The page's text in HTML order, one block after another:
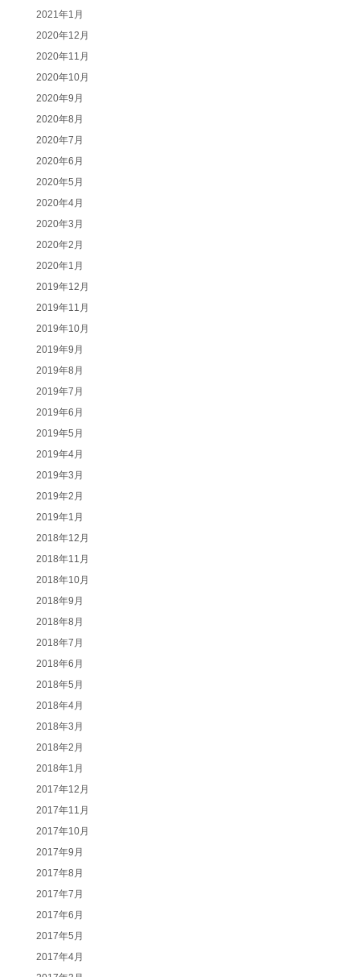
2021年1月
2020年12月
2020年11月
2020年10月
2020年9月
2020年8月
2020年7月
2020年6月
2020年5月
2020年4月
2020年3月
2020年2月
2020年1月
2019年12月
2019年11月
2019年10月
2019年9月
2019年8月
2019年7月
2019年6月
2019年5月
2019年4月
2019年3月
2019年2月
2019年1月
2018年12月
2018年11月
2018年10月
2018年9月
2018年8月
2018年7月
2018年6月
2018年5月
2018年4月
2018年3月
2018年2月
2018年1月
2017年12月
2017年11月
2017年10月
2017年9月
2017年8月
2017年7月
2017年6月
2017年5月
2017年4月